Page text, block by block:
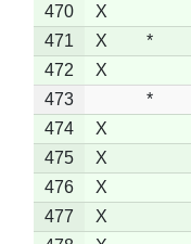
470
X
471
X *
472
X
473
*
474
X
475
X
476
X
477
X